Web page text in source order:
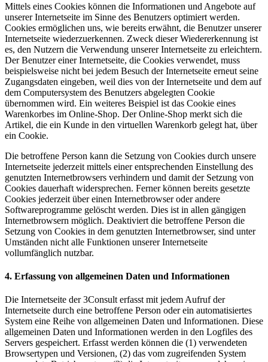
Mittels eines Cookies können die Informationen und Angebote auf
unserer Internetseite im Sinne des Benutzers optimiert werden.
Cookies ermöglichen uns, wie bereits erwähnt, die Benutzer unserer
Internetseite wiederzuerkennen. Zweck dieser Wiedererkennung ist
es, den Nutzern die Verwendung unserer Internetseite zu erleichtern.
Der Benutzer einer Internetseite, die Cookies verwendet, muss
beispielsweise nicht bei jedem Besuch der Internetseite erneut seine
Zugangsdaten eingeben, weil dies von der Internetseite und dem auf
dem Computersystem des Benutzers abgelegten Cookie
übernommen wird. Ein weiteres Beispiel ist das Cookie eines
Warenkorbes im Online-Shop. Der Online-Shop merkt sich die
Artikel, die ein Kunde in den virtuellen Warenkorb gelegt hat, über
ein Cookie.
Die betroffene Person kann die Setzung von Cookies durch unsere
Internetseite jederzeit mittels einer entsprechenden Einstellung des
genutzten Internetbrowsers verhindern und damit der Setzung von
Cookies dauerhaft widersprechen. Ferner können bereits gesetzte
Cookies jederzeit über einen Internetbrowser oder andere
Softwareprogramme gelöscht werden. Dies ist in allen gängigen
Internetbrowsern möglich. Deaktiviert die betroffene Person die
Setzung von Cookies in dem genutzten Internetbrowser, sind unter
Umständen nicht alle Funktionen unserer Internetseite
vollumfänglich nutzbar.
4. Erfassung von allgemeinen Daten und Informationen
Die Internetseite der 3Consult erfasst mit jedem Aufruf der
Internetseite durch eine betroffene Person oder ein automatisiertes
System eine Reihe von allgemeinen Daten und Informationen. Diese
allgemeinen Daten und Informationen werden in den Logfiles des
Servers gespeichert. Erfasst werden können die (1) verwendeten
Browsertypen und Versionen, (2) das vom zugreifenden System